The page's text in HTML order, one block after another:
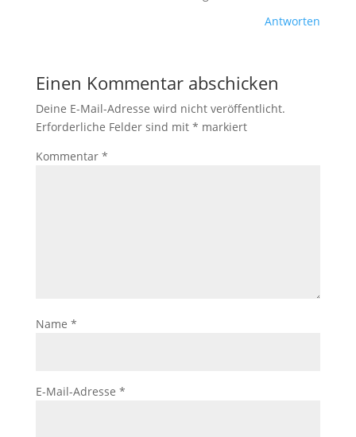
Antworten
Einen Kommentar abschicken
Deine E-Mail-Adresse wird nicht veröffentlicht.
Erforderliche Felder sind mit * markiert
Kommentar *
Name *
E-Mail-Adresse *